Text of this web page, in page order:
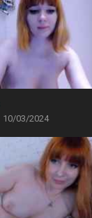
10/03/2024